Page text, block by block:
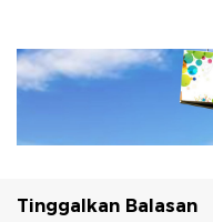
Tinggalkan Balasan